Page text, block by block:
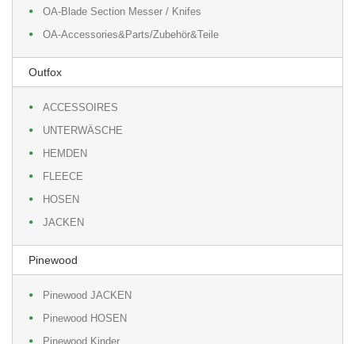
OA-Blade Section Messer / Knifes
OA-Accessories&Parts/Zubehör&Teile
Outfox
ACCESSOIRES
UNTERWÄSCHE
HEMDEN
FLEECE
HOSEN
JACKEN
Pinewood
Pinewood JACKEN
Pinewood HOSEN
Pinewood Kinder